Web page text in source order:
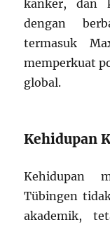
kanker, dan
dengan
termasuk
memperkuat
global.
Kehidupan
Kehidupan
Tübingen
akademik,